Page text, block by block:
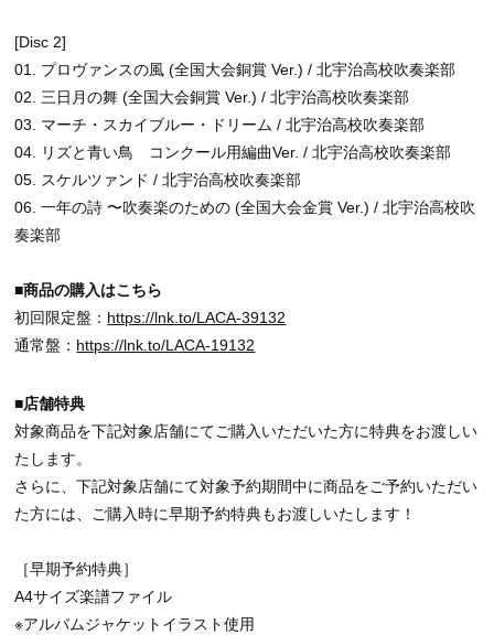
[Disc 2]
01. プロヴァンスの風 (全国大会銅賞 Ver.) / 北宇治高校吹奏楽部
02. 三日月の舞 (全国大会銅賞 Ver.) / 北宇治高校吹奏楽部
03. マーチ・スカイブルー・ドリーム / 北宇治高校吹奏楽部
04. リズと青い鳥 コンクール用編曲Ver. / 北宇治高校吹奏楽部
05. スケルツァンド / 北宇治高校吹奏楽部
06. 一年の詩 〜吹奏楽のための (全国大会金賞 Ver.) / 北宇治高校吹
奏楽部
■商品の購入はこちら
初回限定盤： https://lnk.to/LACA-39132
通常盤： https://lnk.to/LACA-19132
■店舗特典
対象商品を下記対象店舗にてご購入いただいた方に特典をお渡しい
たします。
さらに、下記対象店舗にて対象予約期間中に商品をご予約いただい
た方には、ご購入時に早期予約特典もお渡しいたします！
［早期予約特典］
A4サイズ楽譜ファイル
※アルバムジャケットイラスト使用